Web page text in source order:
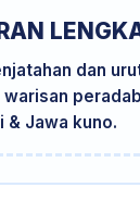
dan
& Jawa kuno.